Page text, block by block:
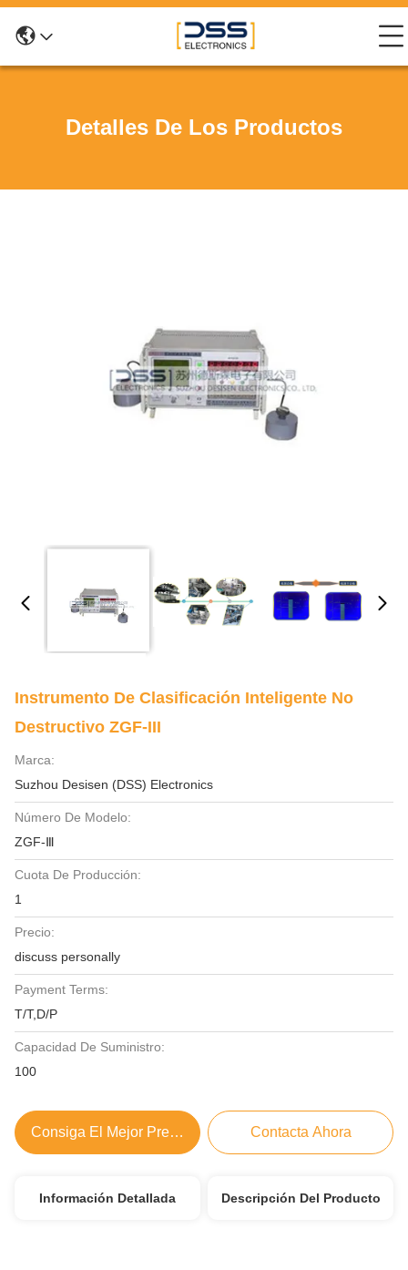
Detalles De Los Productos
Instrumento De Clasificación Inteligente No
Destructivo ZGF-III
Marca:
Suzhou Desisen (DSS) Electronics
Número De Modelo:
ZGF-Ⅲ
Cuota De Producción:
1
Precio:
discuss personally
Payment Terms:
T/T,D/P
Capacidad De Suministro:
100
Consiga El Mejor Precio Contacta Ahora
Información Detallada Descripción Del Producto